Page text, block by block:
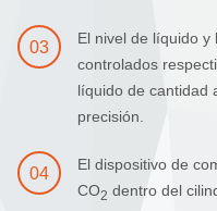
03
El nivel de líquido y
controlados
líquido de cantidad
precisión.
04
El dispositivo de
CO2 dentro del